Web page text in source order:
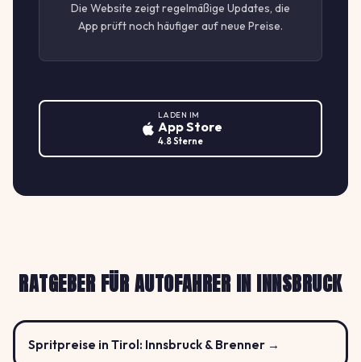
Die Website zeigt regelmäßige Updates, die
App prüft noch häufiger auf neue Preise.
LADEN IM
App Store
4.8 Sterne
RATGEBER FÜR AUTOFAHRER IN INNSBRUCK
Spritpreise in Tirol: Innsbruck & Brenner →